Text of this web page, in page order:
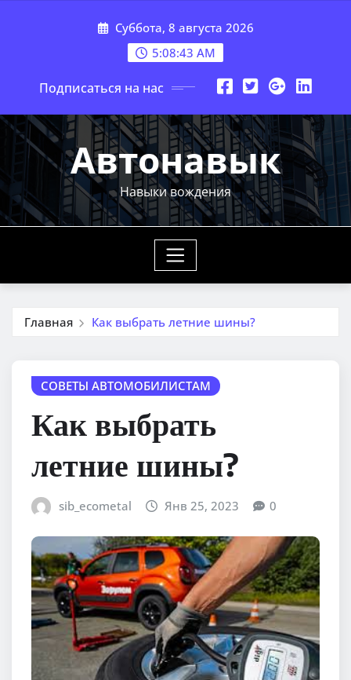
Суббота, 8 августа 2026
5:08:45 AM
Подписаться на нас
Автонавык
Навыки вождения
Главная Как выбрать летние шины?
СОВЕТЫ АВТОМОБИЛИСТАМ
Как выбрать
летние шины?
sib_ecometal Янв 25, 2023 0